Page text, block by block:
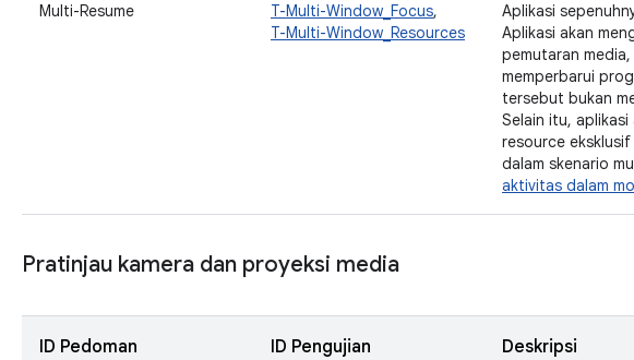
Multi-Resume T-Multi-Window_Focus,
T-Multi-Window_Resources
Aplikasi
Aplikasi akan
pemutaran
memperbarui
tersebut bukan
Selain itu, aplikasi
resource
dalam skenario
aktivitas dalam
Pratinjau kamera dan proyeksi media
ID Pedoman ID Pengujian Deskripsi